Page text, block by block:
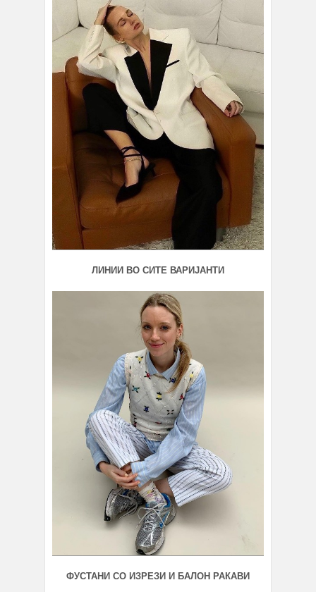
ЛИНИИ ВО СИТЕ ВАРИЈАНТИ
ФУСТАНИ СО ИЗРЕЗИ И БАЛОН РАКАВИ